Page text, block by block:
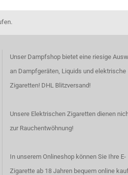
Unser Dampfshop bietet eine riesige
an Dampfgeräten, Liquids und elektrische
Zigaretten! DHL Blitzversand!
Unsere Elektrischen Zigaretten dienen
zur Rauchentwöhnung!
In unserem Onlineshop können Sie Ihre E-
Zigarette ab 18 Jahren bequem online